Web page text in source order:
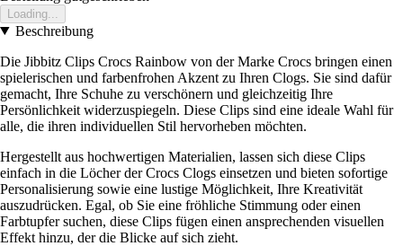
Loading...
Beschreibung
Die Jibbitz Clips Crocs Rainbow von der Marke Crocs bringen einen
spielerischen und farbenfrohen Akzent zu Ihren Clogs. Sie sind dafür
gemacht, Ihre Schuhe zu verschönern und gleichzeitig Ihre
Persönlichkeit widerzuspiegeln. Diese Clips sind eine ideale Wahl für
alle, die ihren individuellen Stil hervorheben möchten.
Hergestellt aus hochwertigen Materialien, lassen sich diese Clips
einfach in die Löcher der Crocs Clogs einsetzen und bieten sofortige
Personalisierung sowie eine lustige Möglichkeit, Ihre Kreativität
auszudrücken. Egal, ob Sie eine fröhliche Stimmung oder einen
Farbtupfer suchen, diese Clips fügen einen ansprechenden visuellen
Effekt hinzu, der die Blicke auf sich zieht.